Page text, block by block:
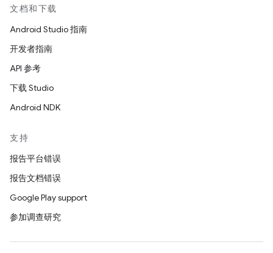
文档和下载
Android Studio 指南
开发者指南
API 参考
下载 Studio
Android NDK
支持
报告平台错误
报告文档错误
Google Play support
参加调查研究